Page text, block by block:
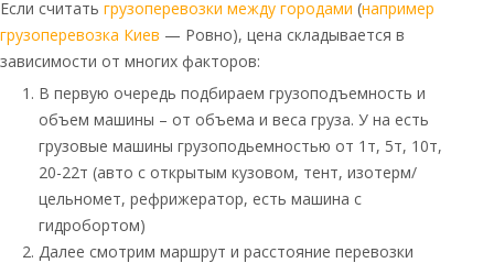
Если считать грузоперевозки между городами (например
грузоперевозка Киев — Ровно), цена складывается в
зависимости от многих факторов:
В первую очередь подбираем грузоподъемность и
объем машины – от объема и веса груза. У на есть
грузовые машины грузоподьемностью от 1т, 5т, 10т,
20-22т (авто с открытым кузовом, тент, изотерм/
цельномет, рефрижератор, есть машина с
гидробортом)
Далее смотрим маршрут и расстояние перевозки